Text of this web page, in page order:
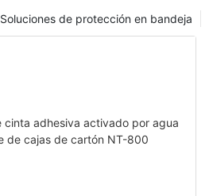
Soluciones de protección en bandeja